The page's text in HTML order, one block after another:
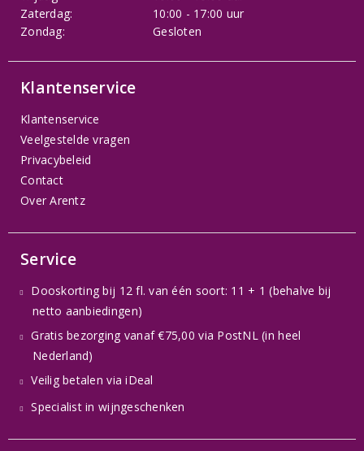
Zaterdag:
10:00 - 17:00 uur
Zondag:
Gesloten
Klantenservice
Klantenservice
Veelgestelde vragen
Privacybeleid
Contact
Over Arentz
Service
Dooskorting bij 12 fl. van één soort: 11 + 1 (behalve bij
netto aanbiedingen)
Gratis bezorging vanaf €75,00 via PostNL (in heel
Nederland)
Veilig betalen via iDeal
Specialist in wijngeschenken